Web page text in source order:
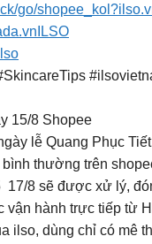
go/
15/8 Shopee
lễ Quang Phục
thường trên
8 sẽ được xử lý,
hành trực tiếp từ
ilso, dùng chỉ có mê